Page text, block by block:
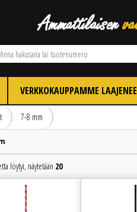
VERKKOKAUPPAMME LAAJENEE
7-8 mm
löytyi, näytetään 20Edellinen